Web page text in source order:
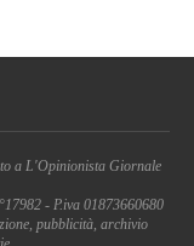
a L'Opinionista Giornale
- P.iva 01873660680
pubblicità, archivio